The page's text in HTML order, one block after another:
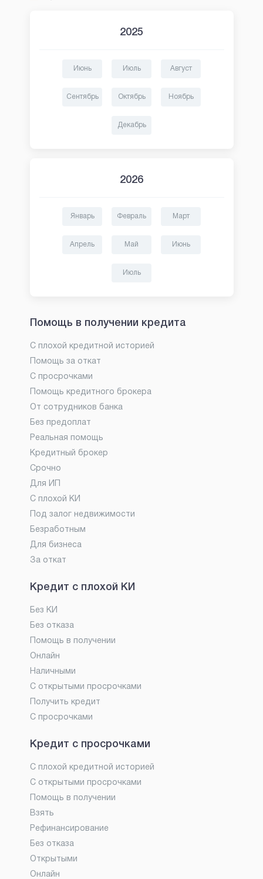
2025
Июнь Июль Август
Сентябрь Октябрь Ноябрь
Декабрь
2026
Январь Февраль Март
Апрель Май Июнь
Июль
Помощь в получении кредита
С плохой кредитной историей
Помощь за откат
С просрочками
Помощь кредитного брокера
От сотрудников банка
Без предоплат
Реальная помощь
Кредитный брокер
Срочно
Для ИП
С плохой КИ
Под залог недвижимости
Безработным
Для бизнеса
За откат
Кредит с плохой КИ
Без КИ
Без отказа
Помощь в получении
Онлайн
Наличными
С открытыми просрочками
Получить кредит
С просрочками
Кредит с просрочками
С плохой кредитной историей
С открытыми просрочками
Помощь в получении
Взять
Рефинансирование
Без отказа
Открытыми
Онлайн